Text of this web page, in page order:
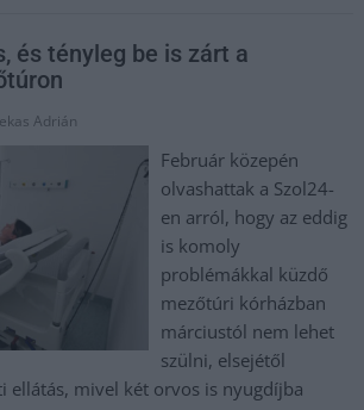
és tényleg be is zárt a
Adrián
Február közepén
olvashattak a Szol24-
en arról, hogy az eddig
is komoly
problémákkal küzdő
mezőtúri kórházban
márciustól nem lehet
szülni, elsejétől
ellátás, mivel két orvos is nyugdíjba